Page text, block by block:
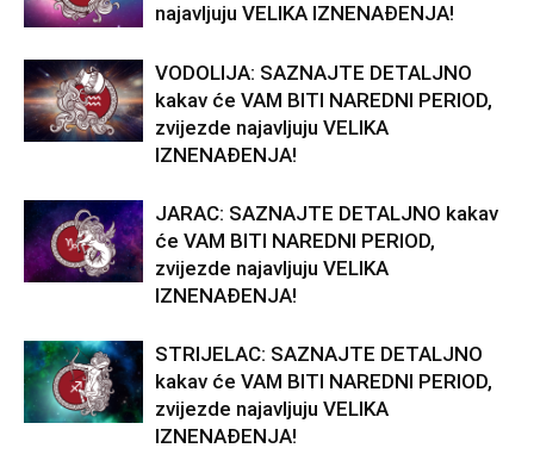
najavljuju VELIKA IZNENAĐENJA!
VODOLIJA: SAZNAJTE DETALJNO
kakav će VAM BITI NAREDNI PERIOD,
zvijezde najavljuju VELIKA
IZNENAĐENJA!
JARAC: SAZNAJTE DETALJNO kakav
će VAM BITI NAREDNI PERIOD,
zvijezde najavljuju VELIKA
IZNENAĐENJA!
STRIJELAC: SAZNAJTE DETALJNO
kakav će VAM BITI NAREDNI PERIOD,
zvijezde najavljuju VELIKA
IZNENAĐENJA!